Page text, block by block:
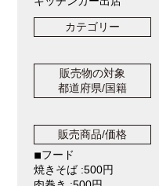
カテゴリー
販売物の対象
都道府県/国籍
販売商品/価格
◾︎フード
焼きそば :500円